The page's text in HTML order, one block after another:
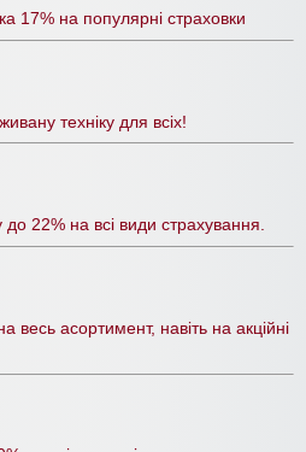
17% на популярні страховки
техніку для всіх!
22% на всі види страхування.
весь асортимент, навіть на акційні